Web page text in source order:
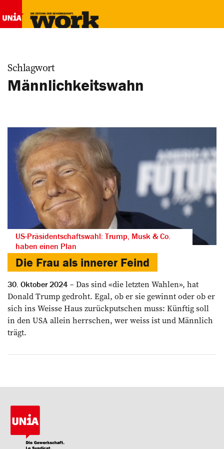
Schlagwort
Männlichkeitswahn
US-Präsidentschaftswahl: Trump, Musk & Co.
haben einen Plan
Die Frau als innerer Feind
30. Oktober 2024
Das sind «die letzten Wahlen», hat
Donald Trump gedroht. Egal, ob er sie gewinnt oder ob er
sich ins Weisse Haus zurückputschen muss: Künftig soll
in den USA allein herrschen, wer weiss ist und Männlich
trägt.